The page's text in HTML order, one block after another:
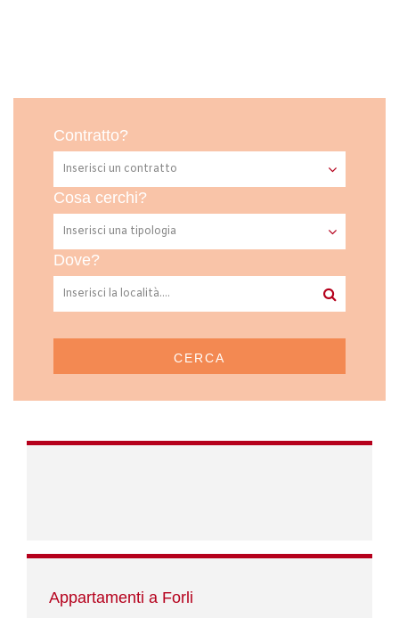
Contratto?
Cosa cerchi?
Dove?
CERCA
Appartamenti a Forli